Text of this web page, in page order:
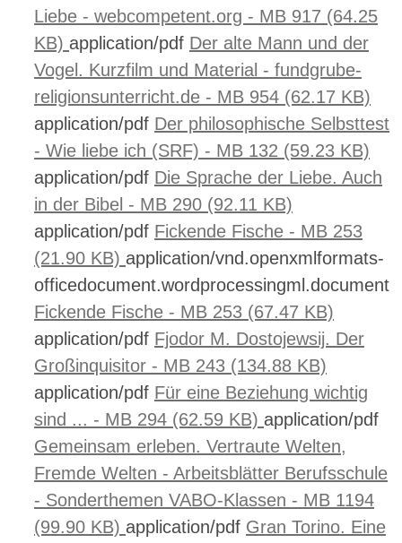
Liebe - webcompetent.org - MB 917 (64.25
KB) application/pdf Der alte Mann und der
Vogel. Kurzfilm und Material - fundgrube-
religionsunterricht.de - MB 954 (62.17 KB)
application/pdf Der philosophische Selbsttest
- Wie liebe ich (SRF) - MB 132 (59.23 KB)
application/pdf Die Sprache der Liebe. Auch
in der Bibel - MB 290 (92.11 KB)
application/pdf Fickende Fische - MB 253
(21.90 KB) application/vnd.openxmlformats-
officedocument.wordprocessingml.document
Fickende Fische - MB 253 (67.47 KB)
application/pdf Fjodor M. Dostojewsij. Der
Großinquisitor - MB 243 (134.88 KB)
application/pdf Für eine Beziehung wichtig
sind ... - MB 294 (62.59 KB) application/pdf
Gemeinsam erleben. Vertraute Welten,
Fremde Welten - Arbeitsblätter Berufsschule
- Sonderthemen VABO-Klassen - MB 1194
(99.90 KB) application/pdf Gran Torino. Eine